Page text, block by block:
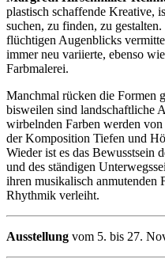
plastisch schaffende Kreative,
suchen, zu finden, zu
flüchtigen Augenblicks
immer neu variierte, ebenso
Farbmalerei.
Manchmal rücken die Formen
bisweilen sind landschaftliche
wirbelnden Farben werden
der Komposition Tiefen und
Wieder ist es das Bewusstsein
und des ständigen
ihren musikalisch anmutenden
Rhythmik verleiht.
Ausstellung vom 5. bis 27.